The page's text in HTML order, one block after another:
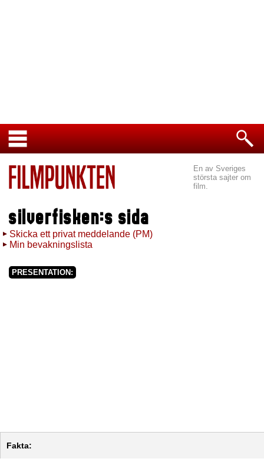
En av Sveriges
största sajter om
film.
silverfisken:s sida
Skicka ett privat meddelande (PM)
Min bevakningslista
PRESENTATION:
Fakta: